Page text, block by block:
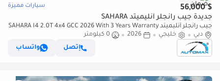
$ 56,000 سيارات مميزة
جديدة جيب رانجلر أنليميتد SAHARA
جيب رانجلر أنليميتد SAHARA I4 2.0T 4x4 GCC 2026 With 3 Years Warranty
Or 60,000 Km @Official Dealer
دبي خليجي 2026
0 كيلومتر
إتصل
واتساب